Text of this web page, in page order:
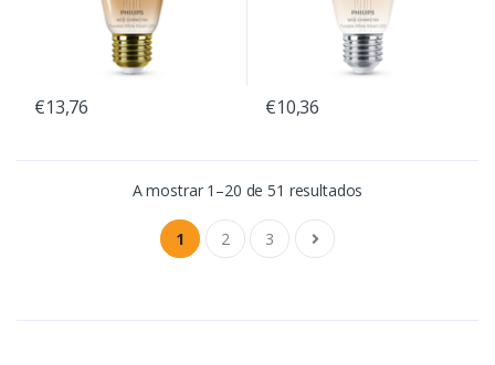
€13,76 €10,36
A mostrar 1–20 de 51 resultados
1 2 3